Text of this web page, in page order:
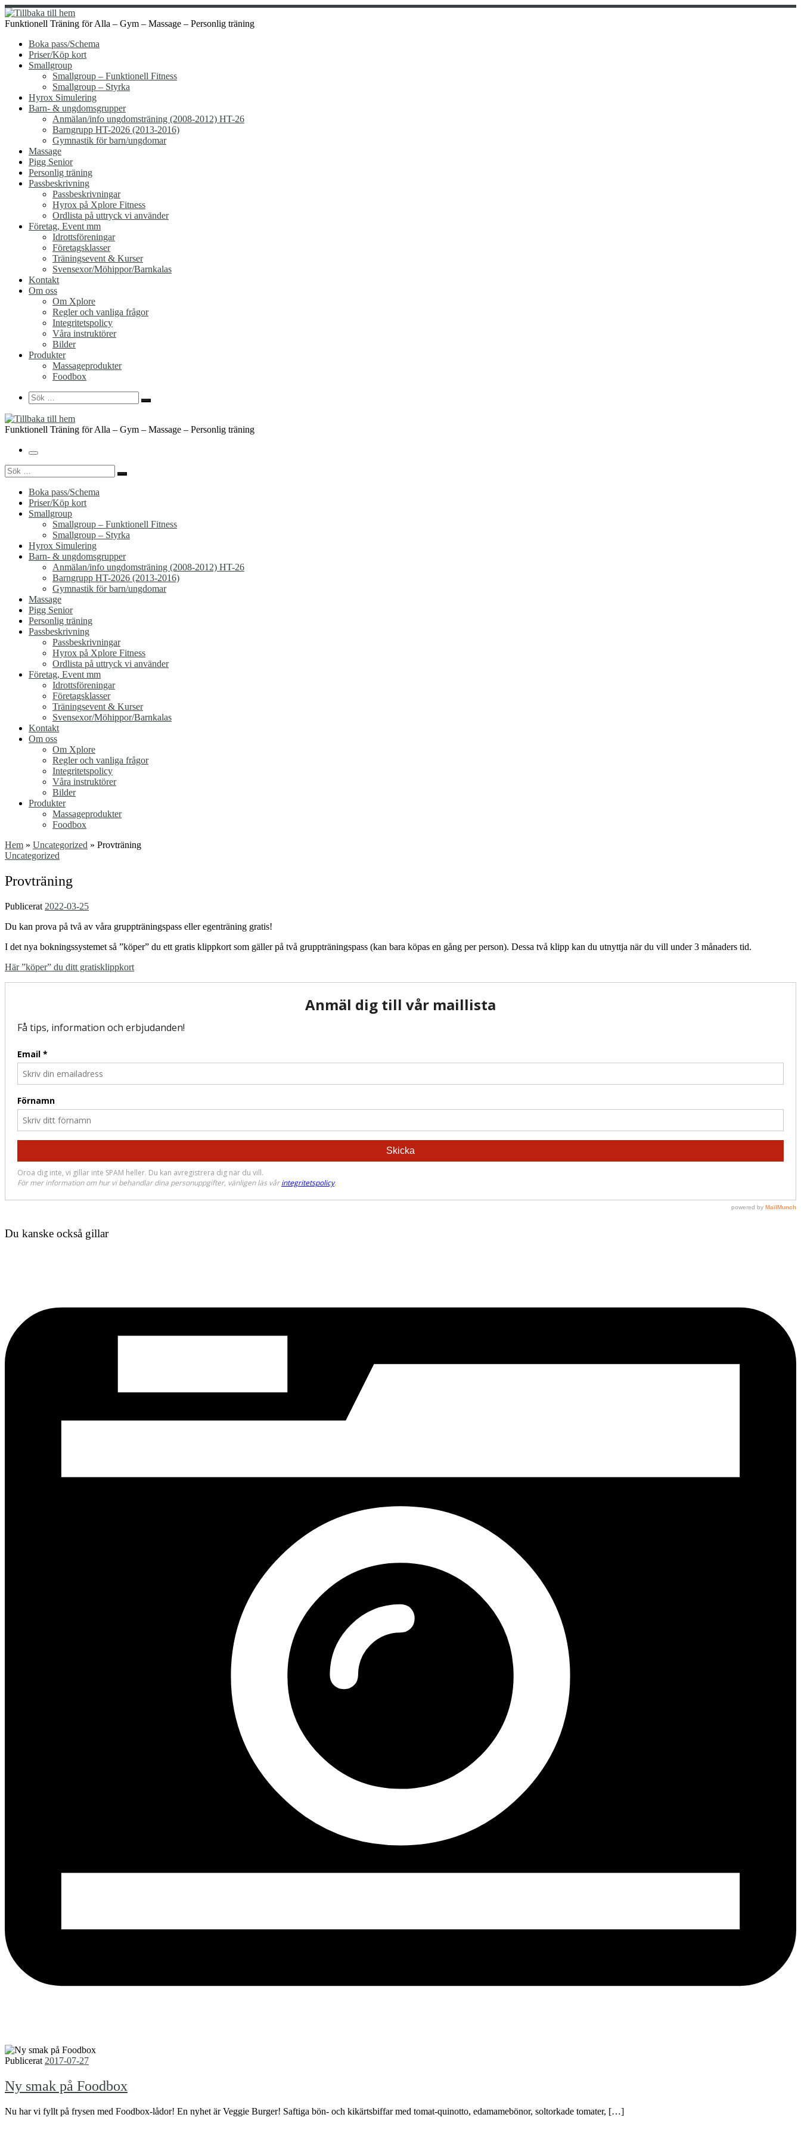
Hoppa
till
Funktionell Träning för Alla – Gym – Massage – Personlig träning
Boka pass/Schema
Priser/Köp kort
Smallgroup
Smallgroup – Funktionell Fitness
Smallgroup – Styrka
Hyrox Simulering
Barn- & ungdomsgrupper
Anmälan/info ungdomsträning (2008-2012) HT-26
Barngrupp HT-2026 (2013-2016)
Gymnastik för barn/ungdomar
Massage
Pigg Senior
Personlig träning
Passbeskrivning
Passbeskrivningar
Hyrox på Xplore Fitness
Ordlista på uttryck vi använder
Företag, Event mm
Idrottsföreningar
Företagsklasser
Träningsevent & Kurser
Svensexor/Möhippor/Barnkalas
Kontakt
Om oss
Om Xplore
Regler och vanliga frågor
Integritetspolicy
Våra instruktörer
Bilder
Produkter
Massageprodukter
Foodbox
Search
Sök
Sök
Funktionell Träning för Alla – Gym – Massage – Personlig träning
Meny
Sök
Sök
Boka pass/Schema
Priser/Köp kort
Smallgroup
Smallgroup – Funktionell Fitness
Smallgroup – Styrka
Hyrox Simulering
Barn- & ungdomsgrupper
Anmälan/info ungdomsträning (2008-2012) HT-26
Barngrupp HT-2026 (2013-2016)
Gymnastik för barn/ungdomar
Massage
Pigg Senior
Personlig träning
Passbeskrivning
Passbeskrivningar
Hyrox på Xplore Fitness
Ordlista på uttryck vi använder
Företag, Event mm
Idrottsföreningar
Företagsklasser
Träningsevent & Kurser
Svensexor/Möhippor/Barnkalas
Kontakt
Om oss
Om Xplore
Regler och vanliga frågor
Integritetspolicy
Våra instruktörer
Bilder
Produkter
Massageprodukter
Foodbox
Hem » Uncategorized » Provträning
Uncategorized
Provträning
Publicerat 2022-03-25
Du kan prova på två av våra gruppträningspass eller egenträning gratis!
I det nya bokningssystemet så ”köper” du ett gratis klippkort som gäller på två gruppträningspass (kan bara köpas en gång per person). Dessa två klipp kan du utnyttja när du vill under 3 månaders tid.
Här ”köper” du ditt gratisklippkort
Du kanske också gillar
Publicerat 2017-07-27
Ny smak på Foodbox
Nu har vi fyllt på frysen med Foodbox-lådor! En nyhet är Veggie Burger! Saftiga bön- och kikärtsbiffar med tomat-quinotto, edamamebönor, soltorkade tomater, […]